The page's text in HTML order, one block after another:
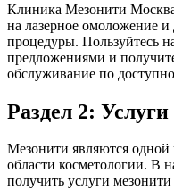
Клиника Мезонити
на лазерное омоложение и
процедуры. Пользуйтесь
предложениями и
обслуживание по
Раздел 2:
Мезонити являются
области косметологии. В
получить услуги